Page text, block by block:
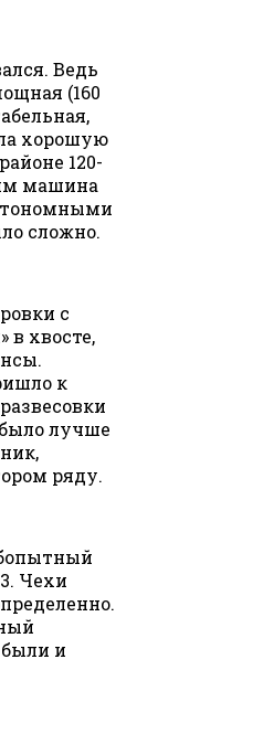
Ведь
(160
хорошую
120-
машина
сложно.
с
хвосте,
к
лучше
ряду.
Чехи
и